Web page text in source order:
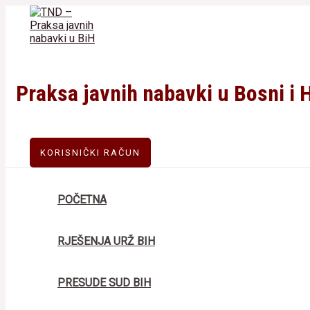
content
Praksa javnih nabavki u Bosni i
KORISNIČKI RAČUN
POČETNA
RJEŠENJA URŽ BIH
PRESUDE SUD BIH